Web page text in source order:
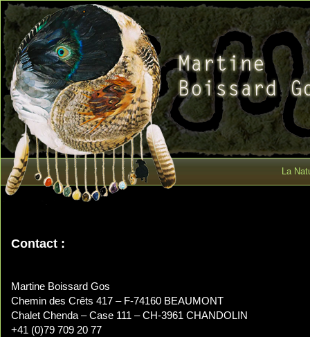
La
Contact :
Martine Boissard Gos
Chemin des Crêts 417 – F-74160 BEAUMONT
Chalet Chenda – Case 111 – CH-3961 CHANDOLIN
+41 (0)79 709 20 77